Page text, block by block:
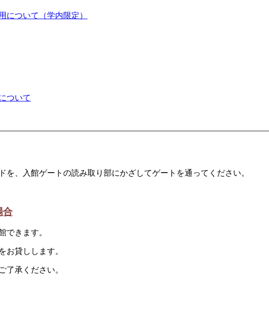
について（学内限定）
ついて
を、入館ゲートの読み取り部にかざしてゲートを通ってください。
合
できます。
お貸しします。
了承ください。